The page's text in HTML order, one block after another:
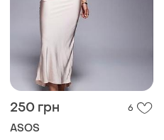
250 грн 6
ASOS